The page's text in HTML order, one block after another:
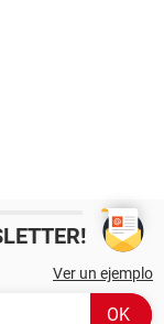
Ver un ejemplo